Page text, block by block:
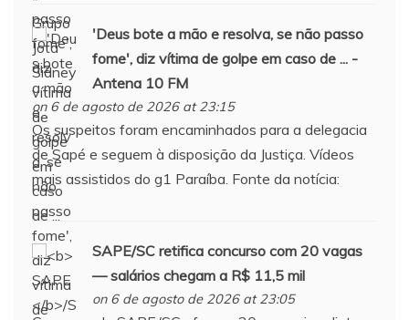
'Deus bote a mão e resolva, se não passo
fome', diz vítima de golpe em caso de ... -
Antena 10 FM
on 6 de agosto de 2026 at 23:15
Os suspeitos foram encaminhados para a delegacia
de Sapé e seguem à disposição da Justiça. Vídeos
mais assistidos do g1 Paraíba. Fonte da notícia:
SAPE/SC retifica concurso com 20 vagas
— salários chegam a R$ 11,5 mil
on 6 de agosto de 2026 at 23:05